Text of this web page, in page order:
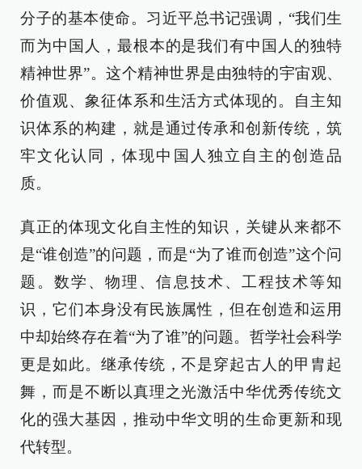
分子的基本使命。习近平总书记强调，“我们生
而为中国人，最根本的是我们有中国人的独特
精神世界”。这个精神世界是由独特的宇宙观、
价值观、象征体系和生活方式体现的。自主知
识体系的构建，就是通过传承和创新传统，筑
牢文化认同，体现中国人独立自主的创造品
质。
真正的体现文化自主性的知识，关键从来都不
是“谁创造”的问题，而是“为了谁而创造”这个问
题。数学、物理、信息技术、工程技术等知
识，它们本身没有民族属性，但在创造和运用
中却始终存在着“为了谁”的问题。哲学社会科学
更是如此。继承传统，不是穿起古人的甲胄起
舞，而是不断以真理之光激活中华优秀传统文
化的强大基因，推动中华文明的生命更新和现
代转型。